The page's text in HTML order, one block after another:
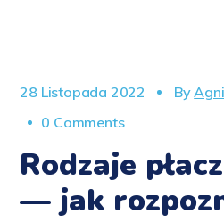
28 Listopada 2022 By
0 Comments
Rodzaje
— jak